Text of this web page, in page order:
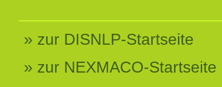
» zur DISNLP-Startseite
» zur NEXMACO-Startseite